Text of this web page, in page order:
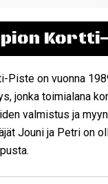
Piste on vuonna
jonka toimialana
valmistus ja
Jouni ja Petri on